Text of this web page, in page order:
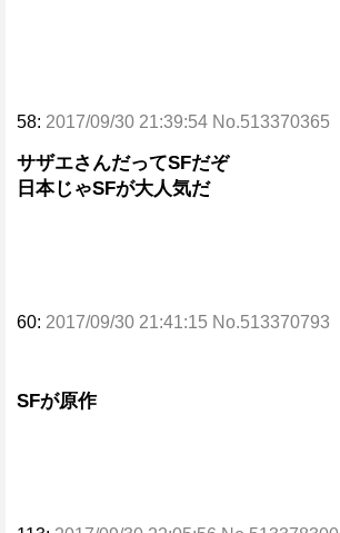
58: 2017/09/30 21:39:54 No.513370365
サザエさんだってSFだぞ
日本じゃSFが大人気だ
60: 2017/09/30 21:41:15 No.513370793
SFが原作